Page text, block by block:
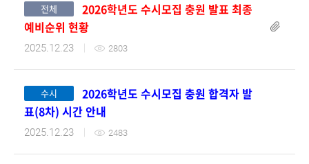
첨부파일
전체
2026학년도 수시모집 충원 발표 최종
예비순위 현황
2025.12.23 2803
수시
2026학년도 수시모집 충원 합격자 발
표(8차) 시간 안내
2025.12.23 2483